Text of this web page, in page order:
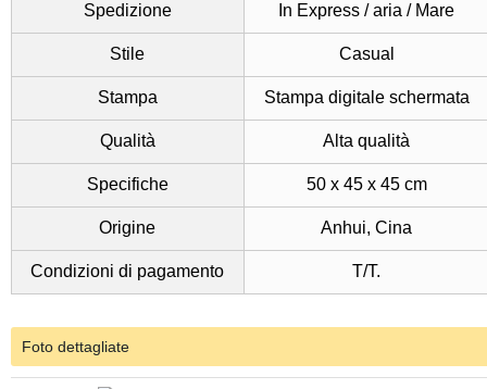
Spedizione In Express / aria / Mare
Stile Casual
Stampa Stampa digitale schermata
Qualità Alta qualità
Specifiche 50 x 45 x 45 cm
Origine Anhui, Cina
Condizioni di pagamento T/T.
Foto dettagliate